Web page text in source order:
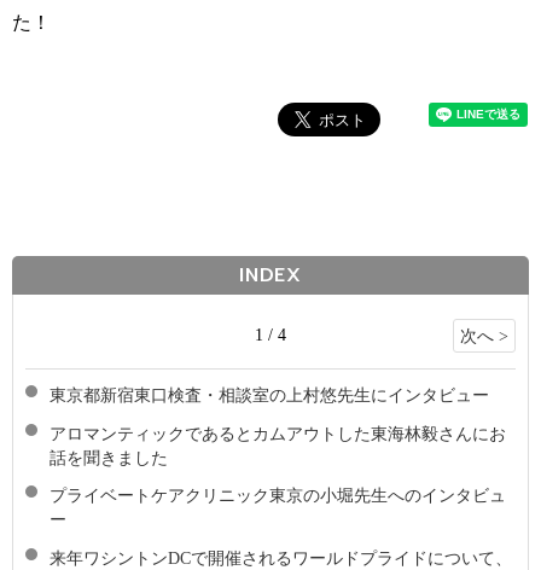
た！
INDEX
1 / 4 次へ >
東京都新宿東口検査・相談室の上村悠先生にインタビュー
アロマンティックであるとカムアウトした東海林毅さんにお
話を聞きました
プライベートケアクリニック東京の小堀先生へのインタビュ
ー
来年ワシントンDCで開催されるワールドプライドについて、